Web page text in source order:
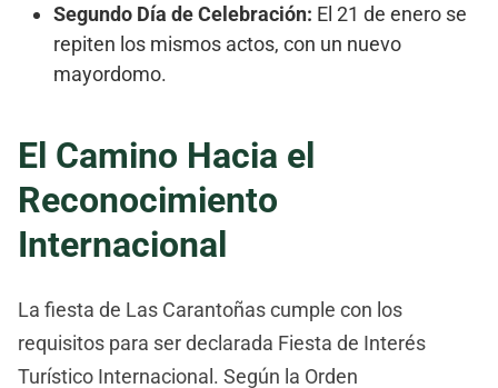
Segundo Día de Celebración: El 21 de enero se
repiten los mismos actos, con un nuevo
mayordomo.
El Camino Hacia el
Reconocimiento
Internacional
La fiesta de Las Carantoñas cumple con los
requisitos para ser declarada Fiesta de Interés
Turístico Internacional. Según la Orden